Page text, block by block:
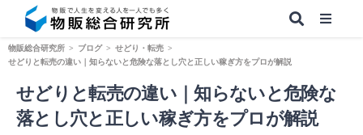
【無料】副業&本業 物販ノウハウ
物販総合研究所 > ブログ > せどり・転売 >
せどりと転売の違い｜知らないと危険な落とし穴と正しい稼ぎ方をプロが解説
せどりと転売の違い｜知らないと危険な
落とし穴と正しい稼ぎ方をプロが解説